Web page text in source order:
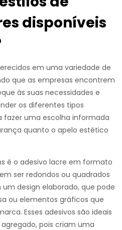
disponíveis
em uma variedade de
que as empresas encontrem
às suas necessidades e
os diferentes tipos
fazer uma escolha informada
quanto o apelo estético
é o adesivo lacre em formato
ser redondos ou quadrados
design elaborado, que pode
ou elementos gráficos que
Esses adesivos são ideais
pois criam uma